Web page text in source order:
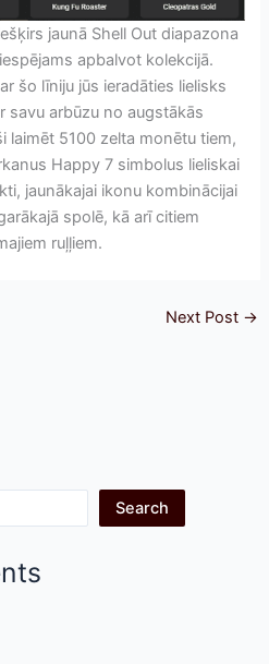
jaunā Shell Out diapazona
apbalvot kolekcijā.
šo līniju jūs ieradāties lielisks
savu arbūzu no augstākās
laimēt 5100 zelta monētu tiem,
Happy 7 simbolus lieliskai
jaunākajai ikonu kombinācijai
spolē, kā arī citiem
ruļļiem.
Next Post →
Search